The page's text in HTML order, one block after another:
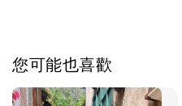
您可能也喜歡